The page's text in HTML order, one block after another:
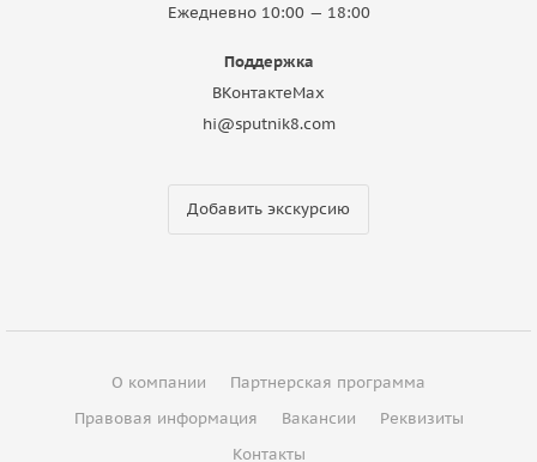
Ежедневно 10:00 — 18:00
Поддержка
ВКонтактеMax
hi@sputnik8.com
Добавить экскурсию
О компании
Партнерская программа
Правовая информация
Вакансии
Реквизиты
Контакты